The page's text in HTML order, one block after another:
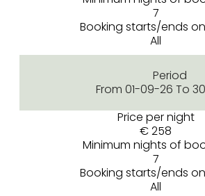
7
Booking starts/ends
All
Period
From 01-09-26 To
Price per night
€ 258
Minimum nights of
7
Booking starts/ends
All